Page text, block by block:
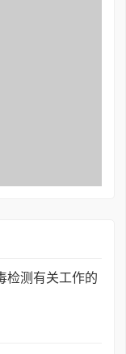
检测有关工作的